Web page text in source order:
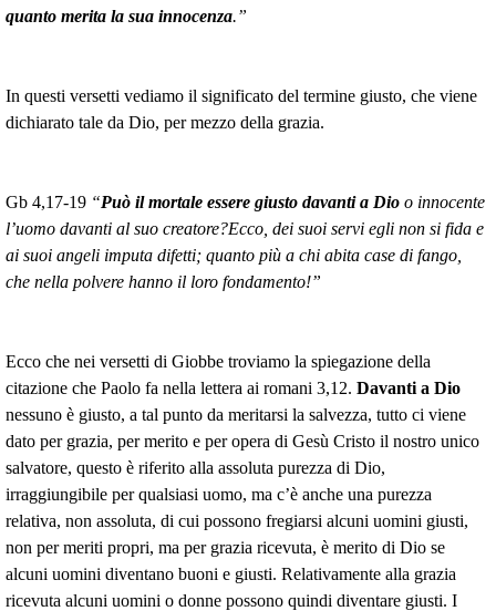
quanto merita la sua innocenza.”
In questi versetti vediamo il significato del termine giusto, che viene
dichiarato tale da Dio, per mezzo della grazia.
Gb 4,17-19 “Può il mortale essere giusto davanti a Dio o innocente
l’uomo davanti al suo creatore?Ecco, dei suoi servi egli non si fida e
ai suoi angeli imputa difetti; quanto più a chi abita case di fango,
che nella polvere hanno il loro fondamento!”
Ecco che nei versetti di Giobbe troviamo la spiegazione della
citazione che Paolo fa nella lettera ai romani 3,12. Davanti a Dio
nessuno è giusto, a tal punto da meritarsi la salvezza, tutto ci viene
dato per grazia, per merito e per opera di Gesù Cristo il nostro unico
salvatore, questo è riferito alla assoluta purezza di Dio,
irraggiungibile per qualsiasi uomo, ma c’è anche una purezza
relativa, non assoluta, di cui possono fregiarsi alcuni uomini giusti,
non per meriti propri, ma per grazia ricevuta, è merito di Dio se
alcuni uomini diventano buoni e giusti. Relativamente alla grazia
ricevuta alcuni uomini o donne possono quindi diventare giusti. I